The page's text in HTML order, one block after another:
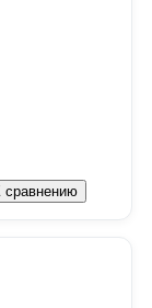
сравнению